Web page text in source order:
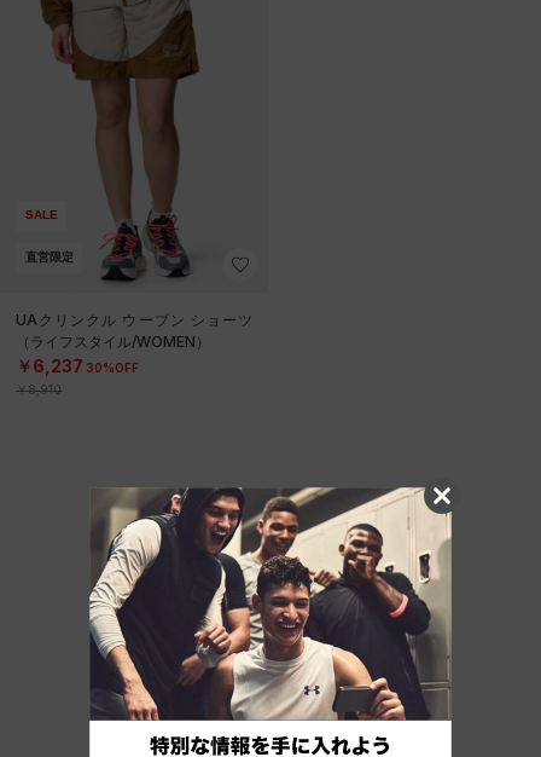
SALE
直営限定
UAクリンクル ウーブン ショーツ
（ライフスタイル/WOMEN）
￥6,237 30%OFF
￥8,910
他のおすすめアイテム